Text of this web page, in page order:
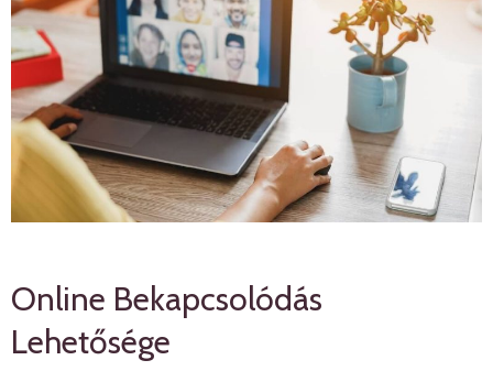
Online Bekapcsolódás
Lehetősége